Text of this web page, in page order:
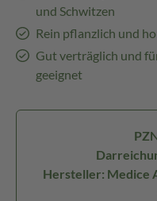
und Schwitzen
Rein pflanzlich und
Gut verträglich und
geeignet
Hersteller: Medice